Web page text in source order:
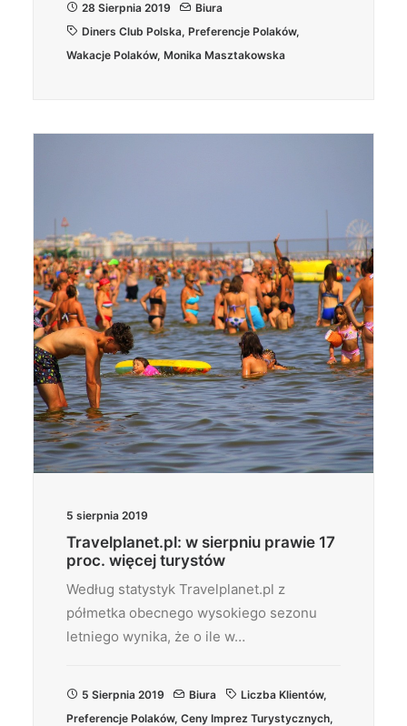
28 Sierpnia 2019
Biura
Diners Club Polska, Preferencje Polaków,
Wakacje Polaków, Monika Masztakowska
5 sierpnia 2019
Travelplanet.pl: w sierpniu prawie 17
proc. więcej turystów
Według statystyk Travelplanet.pl z
półmetka obecnego wysokiego sezonu
letniego wynika, że o ile w…
5 Sierpnia 2019 Biura Liczba Klientów,
Preferencje Polaków, Ceny Imprez Turystycznych,